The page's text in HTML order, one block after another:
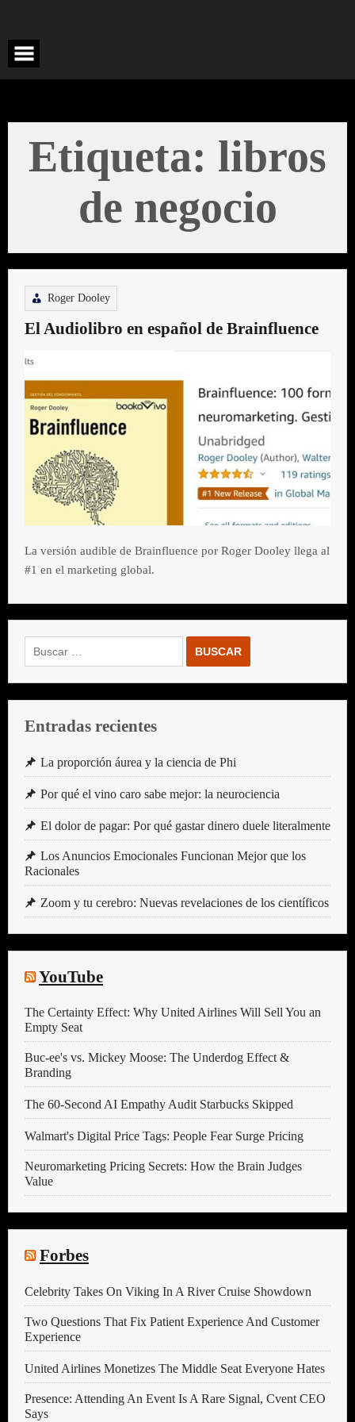
Etiqueta: libros
de negocio
Roger Dooley
El Audiolibro en español de Brainfluence
La versión audible de Brainfluence por Roger Dooley llega al
#1 en el marketing global.
Entradas recientes
La proporción áurea y la ciencia de Phi
Por qué el vino caro sabe mejor: la neurociencia
El dolor de pagar: Por qué gastar dinero duele literalmente
Los Anuncios Emocionales Funcionan Mejor que los
Racionales
Zoom y tu cerebro: Nuevas revelaciones de los científicos
YouTube
The Certainty Effect: Why United Airlines Will Sell You an
Empty Seat
Buc-ee's vs. Mickey Moose: The Underdog Effect &
Branding
The 60-Second AI Empathy Audit Starbucks Skipped
Walmart's Digital Price Tags: People Fear Surge Pricing
Neuromarketing Pricing Secrets: How the Brain Judges
Value
Forbes
Celebrity Takes On Viking In A River Cruise Showdown
Two Questions That Fix Patient Experience And Customer
Experience
United Airlines Monetizes The Middle Seat Everyone Hates
Presence: Attending An Event Is A Rare Signal, Cvent CEO
Says